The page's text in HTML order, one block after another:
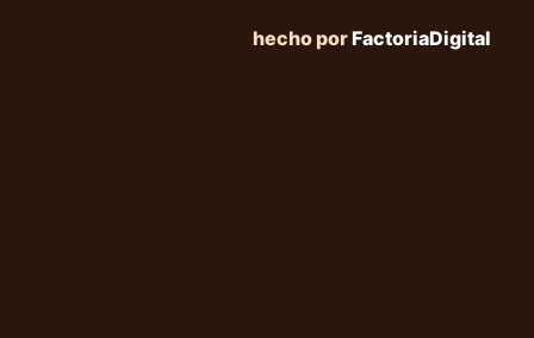
hecho porFactoriaDigital